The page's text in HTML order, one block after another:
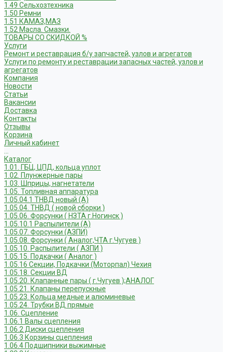
1.49 Сельхозтехника
1.50 Ремни
1.51 КАМАЗ,МАЗ
1.52 Масла. Смазки.
ТОВАРЫ СО СКИДКОЙ %
Услуги
Ремонт и реставрация б/у запчастей, узлов и агрегатов
Услуги по ремонту и реставрации запасных частей, узлов и
агрегатов
Компания
Новости
Статьи
Вакансии
Доставка
Контакты
Отзывы
Корзина
Личный кабинет
Каталог
1.01. ГБЦ, ЦПД, кольца уплот
1.02. Плунжерные пары
1.03. Шприцы, нагнетатели
1.05. Топливная аппаратура
1.05.04.1 ТНВД новый (А)
1.05.04. ТНВД ( новой сборки )
1.05.06. Форсунки ( НЗТА г.Ногинск )
1.05.10.1 Распылители (А)
1.05.07. Форсунки (АЗПИ)
1.05.08. Форсунки ( Аналог,ЧТА г.Чугуев )
1.05.10. Распылители ( АЗПИ )
1.05.15. Подкачки ( Аналог )
1.05.16 Секции, Подкачки (Моторпал) Чехия
1.05.18. Секции ВД
1.05.20. Клапанные пары ( г.Чугуев );АНАЛОГ
1.05.21. Клапаны перепускные
1.05.23. Кольца медные и алюминевые
1.05.24. Трубки ВД прямые
1.06. Сцепление
1.06.1 Валы сцепления
1.06.2 Диски сцепления
1.06.3 Корзины сцепления
1.06.4 Подшипники выжимные